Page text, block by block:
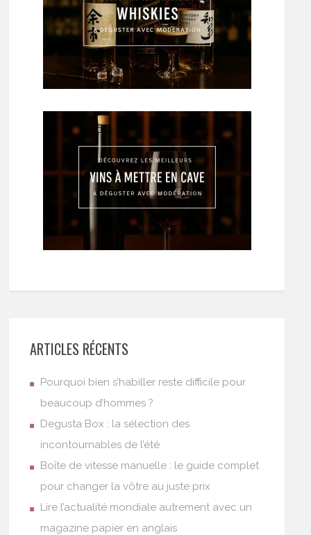
ARTICLES RÉCENTS
Pourquoi bien s’habiller reste difficile pour
beaucoup d’hommes ?
Degusta Box : la sélection des
incontournables de l’été
Boîte de vitesse manuelle : le guide complet
pour changer la vôtre au juste prix
Lire l’actualité mondiale autrement avec un
magazine papier en anglais